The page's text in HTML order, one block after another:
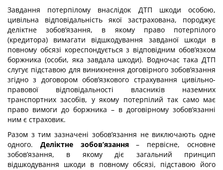
Завдання потерпілому внаслідок ДТП шкоди особою,
цивільна відповідальність якої застрахована, породжує
деліктне зобов’язання, в якому право потерпілого
(кредитора) вимагати відшкодування завданої шкоди в
повному обсязі кореспондується з відповідним обов’язком
боржника (особи, яка завдала шкоди). Водночас така ДТП
слугує підставою для виникнення договірного зобов’язання
згідно з договором обов’язкового страхування цивільно-
правової відповідальності власників наземних
транспортних засобів, у якому потерпілий так само має
право вимоги до боржника – в договірному зобов’язанні
ним є страховик.
Разом з тим зазначені зобов’язання не виключають одне
одного. Деліктне зобов’язання– первісне, основне
зобов’язання, в якому діє загальний принцип
відшкодування шкоди в повному обсязі, підставою його